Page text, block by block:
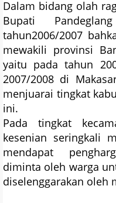
Dalam bidang olah
Bupati
tahun2006/2007
mewakili provinsi
yaitu pada tahun
2007/2008 di
menjuarai tingkat
ini.
Pada tingkat
kesenian seringkali
mendapat
diminta oleh warga
diselenggarakan oleh